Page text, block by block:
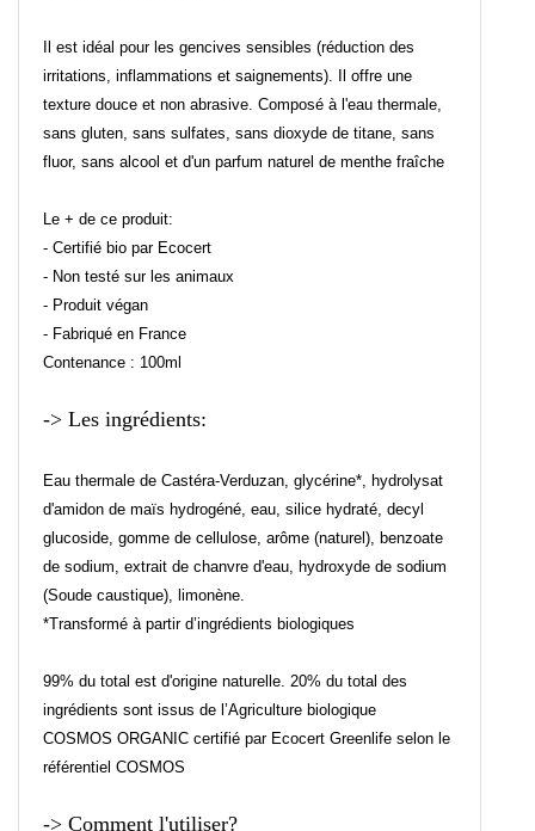
Il est idéal pour les gencives sensibles (réduction des
irritations, inflammations et saignements). Il offre une
texture douce et non abrasive. Composé à l'eau thermale,
sans gluten, sans sulfates, sans dioxyde de titane, sans
fluor, sans alcool et d'un parfum naturel de menthe fraîche
Le + de ce produit:
- Certifié bio par Ecocert
- Non testé sur les animaux
- Produit végan
- Fabriqué en France
Contenance : 100ml
-> Les ingrédients:
Eau thermale de Castéra-Verduzan, glycérine*, hydrolysat
d'amidon de maïs hydrogéné, eau, silice hydraté, decyl
glucoside, gomme de cellulose, arôme (naturel), benzoate
de sodium, extrait de chanvre d'eau, hydroxyde de sodium
(Soude caustique), limonène.
*Transformé à partir d’ingrédients biologiques
99% du total est d'origine naturelle. 20% du total des
ingrédients sont issus de l’Agriculture biologique
COSMOS ORGANIC certifié par Ecocert Greenlife selon le
référentiel COSMOS
-> Comment l'utiliser?